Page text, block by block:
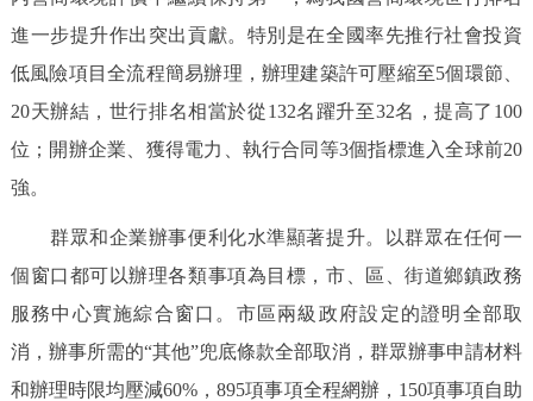
進一步提升作出突出貢獻。特別是在全國率先推行社會投資
低風險項目全流程簡易辦理，辦理建築許可壓縮至5個環節、
20天辦結，世行排名相當於從132名躍升至32名，提高了100
位；開辦企業、獲得電力、執行合同等3個指標進入全球前20
強。
群眾和企業辦事便利化水準顯著提升。以群眾在任何一
個窗口都可以辦理各類事項為目標，市、區、街道鄉鎮政務
服務中心實施綜合窗口。市區兩級政府設定的證明全部取
消，辦事所需的“其他”兜底條款全部取消，群眾辦事申請材料
和辦理時限均壓減60%，895項事項全程網辦，150項事項自助